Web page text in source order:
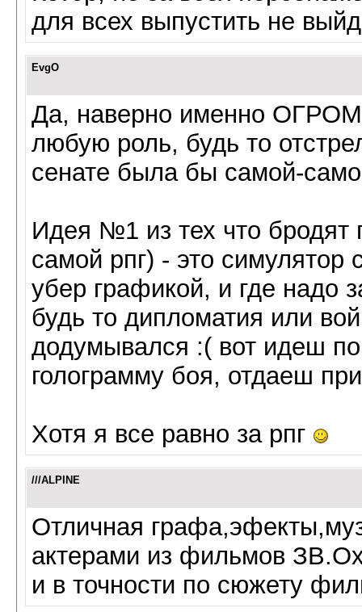
для всех выпустить не
EvgO
Да, наверно именно
любую роль, будь то
сенате была бы самой-
Идея №1 из тех что бродят
самой рпг) - это симулятор
убер графикой, и где надо
будь то дипломатия или
додумывался :( вот идеш
голограмму боя, отдаеш
Хотя я все равно за рпг
///ALPINE
Отличная
актерами из фильмов
и в точности по сюжету